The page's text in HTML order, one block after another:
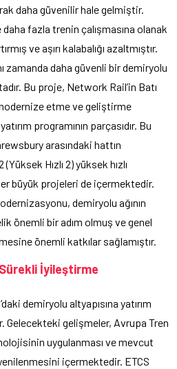
daha güvenilir hale gelmiştir.
fazla trenin çalışmasına olanak
ve aşırı kalabalığı azaltmıştır.
zamanda daha güvenli bir demiryolu
Bu proje, Network Rail’in Batı
etme ve geliştirme
programının parçasıdır. Bu
arasındaki hattın
Hızlı 2) yüksek hızlı
büyük projeleri de içermektedir.
demiryolu ağının
önemli bir adım olmuş ve genel
önemli katkılar sağlamıştır.
İyileştirme
demiryolu altyapısına yatırım
gelişmeler, Avrupa Tren
uygulanması ve mevcut
içermektedir. ETCS